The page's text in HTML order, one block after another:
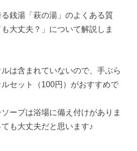
銭湯「萩の湯」のよくある質
大丈夫？」について解説しま
は含まれていないので、手ぶら
セット（100円）がおすすめで
ープは浴場に備え付けがありま
も大丈夫だと思います♪